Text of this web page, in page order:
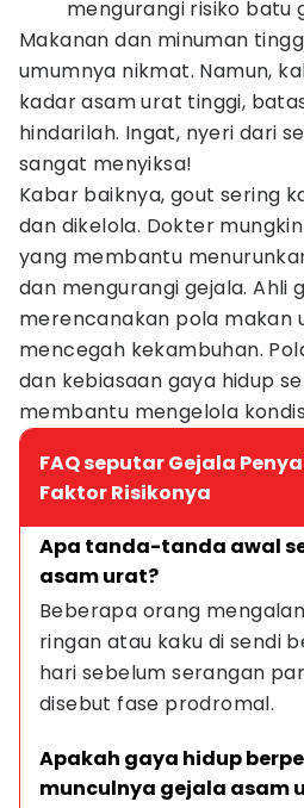
mengurangi risiko batu
Makanan dan minuman
umumnya nikmat. Namun,
kadar asam urat tinggi,
hindarilah. Ingat, nyeri dari
sangat menyiksa!
Kabar baiknya, gout sering
dan dikelola. Dokter
yang membantu
dan mengurangi gejala. Ahli
merencanakan pola makan
mencegah kekambuhan.
dan kebiasaan gaya hidup
membantu mengelola
FAQ seputar Gejala
Faktor Risikonya
Apa tanda-tanda awal
asam urat?
Beberapa orang
ringan atau kaku di sendi
hari sebelum serangan
disebut fase prodromal.
Apakah gaya hidup
munculnya gejala asam